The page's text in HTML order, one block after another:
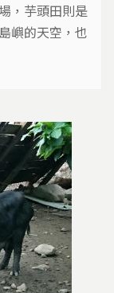
，芋頭田則是
嶼的天空，也